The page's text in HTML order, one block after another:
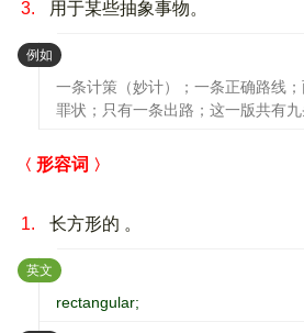
3. 用于某些抽象事物。
例如 ：
一条计策（妙计）；一条正确路线
罪状；只有一条出路；这一版共有九
形容词
1. 长方形的 。
英文 ：
rectangular;